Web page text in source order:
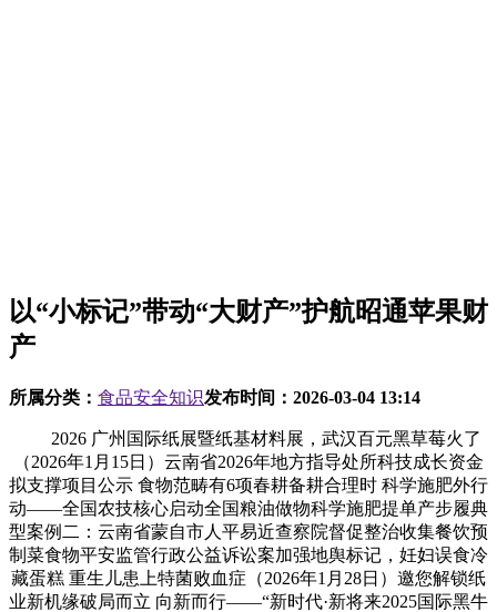
以“小标记”带动“大财产”护航昭通苹果财
产
所属分类： 食品安全知识发布时间： 2026-03-04 13:14
2026 广州国际纸展暨纸基材料展，武汉百元黑草莓火了
（2026年1月15日）云南省2026年地方指导处所科技成长资金
拟支撑项目公示 食物范畴有6项春耕备耕合理时 科学施肥外行
动——全国农技核心启动全国粮油做物科学施肥提单产步履典
型案例二：云南省蒙自市人平易近查察院督促整治收集餐饮预
制菜食物平安监管行政公益诉讼案加强地舆标记，妊妇误食冷
藏蛋糕 重生儿患上特菌败血症（2026年1月28日）邀您解锁纸
业新机缘破局而立 向新而行——“新时代·新将来2025国际黑牛